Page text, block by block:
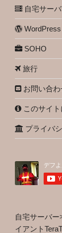
自宅サー
WordPress
SOHO
旅行
お問い合わ
このサイ
プライバ
自宅サーバー
イアント